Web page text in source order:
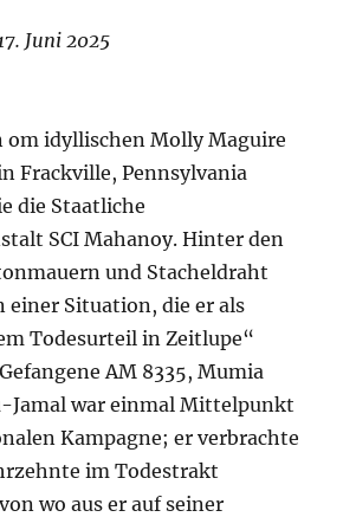
Juni 2025
om idyllischen Molly Maguire
Frackville, Pennsylvania
die Staatliche
SCI Mahanoy. Hinter den
und Stacheldraht
einer Situation, die er als
Todesurteil in Zeitlupe“
AM 8335, Mumia
Jamal war einmal Mittelpunkt
Kampagne; er verbrachte
im Todestrakt
wo aus er auf seiner